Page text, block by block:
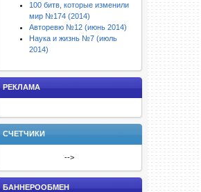
100 битв, которые изменили
мир №174 (2014)
Авторевю №12 (июнь 2014)
Наука и жизнь №7 (июль
2014)
РЕКЛАМА
СЧЕТЧИКИ
-->
БАННЕРООБМЕН